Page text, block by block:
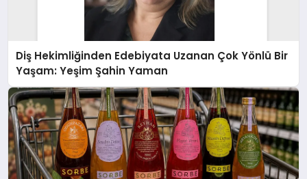
Diş Hekimliğinden Edebiyata Uzanan Çok Yönlü Bir
Yaşam: Yeşim Şahin Yaman